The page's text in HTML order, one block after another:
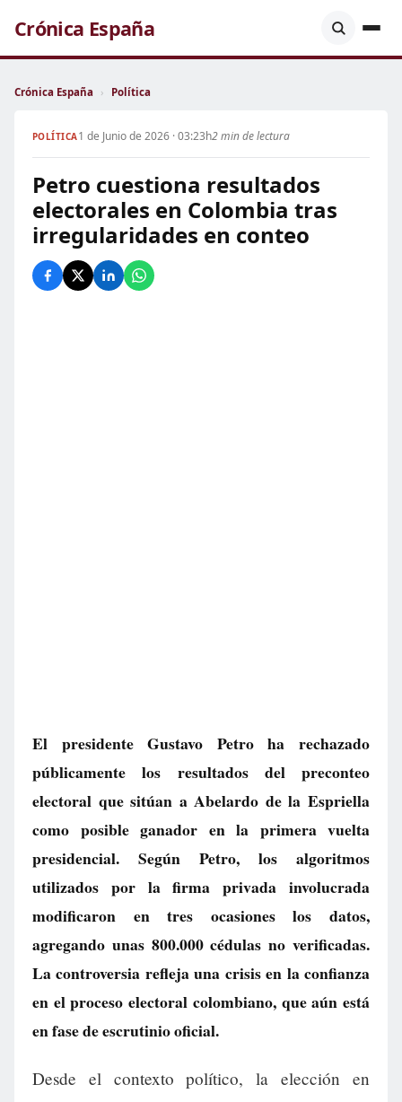
Crónica España
Crónica España › Política
POLÍTICA1 de Junio de 2026 · 03:23h2 min de lectura
Petro cuestiona resultados
electorales en Colombia tras
irregularidades en conteo
El presidente Gustavo Petro ha rechazado
públicamente los resultados del preconteo
electoral que sitúan a Abelardo de la Espriella
como posible ganador en la primera vuelta
presidencial. Según Petro, los algoritmos
utilizados por la firma privada involucrada
modificaron en tres ocasiones los datos,
agregando unas 800.000 cédulas no verificadas.
La controversia refleja una crisis en la confianza
en el proceso electoral colombiano, que aún está
en fase de escrutinio oficial.
Desde el contexto político, la elección en